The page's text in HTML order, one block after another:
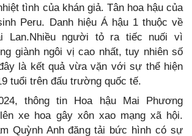
tình của khán giả. Tân hoa hậu của
Peru. Danh hiệu Á hậu 1 thuộc về
Lan.Nhiều người tỏ ra tiếc nuối vì
giành ngôi vị cao nhất, tuy nhiên số
là kết quả vừa vặn với sự thể hiện
tuổi trên đấu trường quốc tế.
thông tin Hoa hậu Mai Phương
xe hoa gây xôn xao mạng xã hội.
Quỳnh Anh đăng tải bức hình có sự